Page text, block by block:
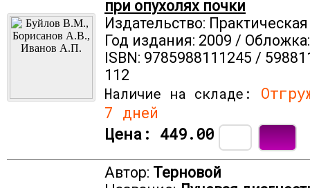
при опухолях почки
Издательство:
Год издания: 2009 /
ISBN: 9785988111245 /
112
Наличие на складе:
7 дней
Цена: 449.00
Автор: Терновой